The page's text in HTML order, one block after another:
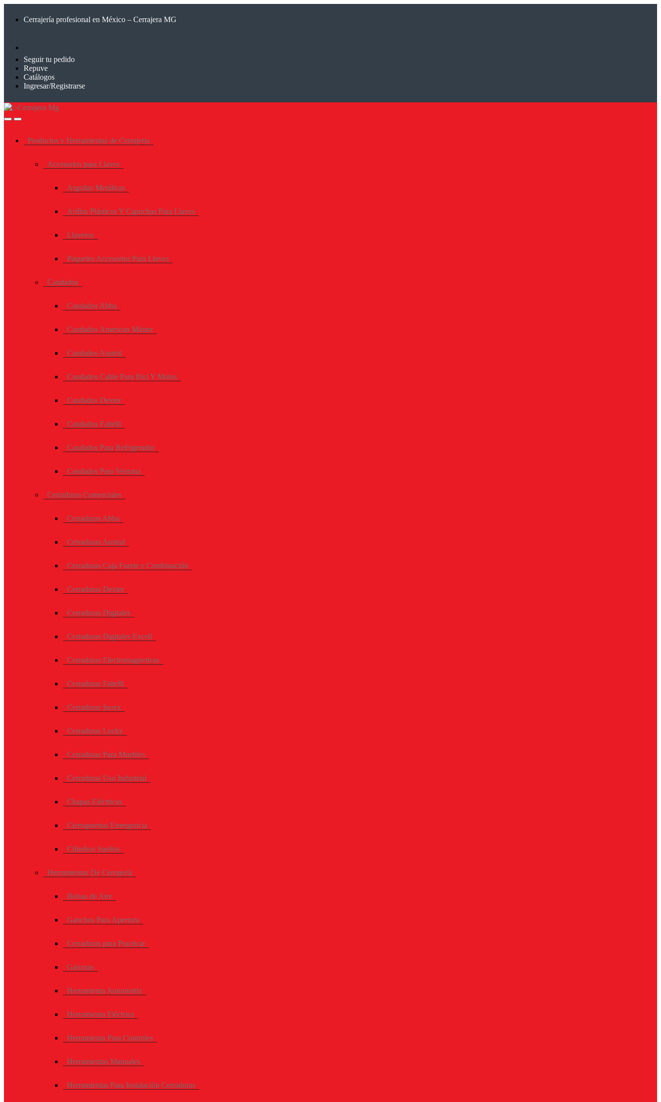
Cerrajería profesional en México – Cerrajera MG
Seguir tu pedido
Repuve
Catálogos
Ingresar/Registrarse
Productos y Herramientas de Cerrajeria
Accesorios para Llaves
Argollas Metálicas
Arillos Plásticos Y Capuchas Para Llaves
Llaveros
Paquetes Accesorios Para Llaves
Candados
Candados Abba
Candados American Máster
Candados Austral
Candados Cable Para Bici Y Motos
Candados Dexter
Candados Faitelli
Candados Para Refrigerador
Candados Para Ventana
Cerraduras Comerciales
Cerraduras Abba
Cerraduras Austral
Cerraduras Caja Fuerte y Combinación
Cerraduras Dexter
Cerraduras Digitales
Cerraduras Digitales Excell
Cerraduras Electromagneticas
Cerraduras Faitelli
Cerraduras Inoxx
Cerraduras Locky
Cerraduras Para Muebles
Cerraduras Uso Industrial
Chapas Eléctricas
Cierrapuertas Emergencia
Cilindros Sueltos
Herramientas De Cerrajería
Bolsas de Aire
Ganchos Para Apertura
Cerraduras para Practicar
Ganzuas
Herramienta Automotriz
Herramienta Eléctrica
Herramienta Para Controles
Herramientas Manuales
Herramientas Para Instalación Cerraduras